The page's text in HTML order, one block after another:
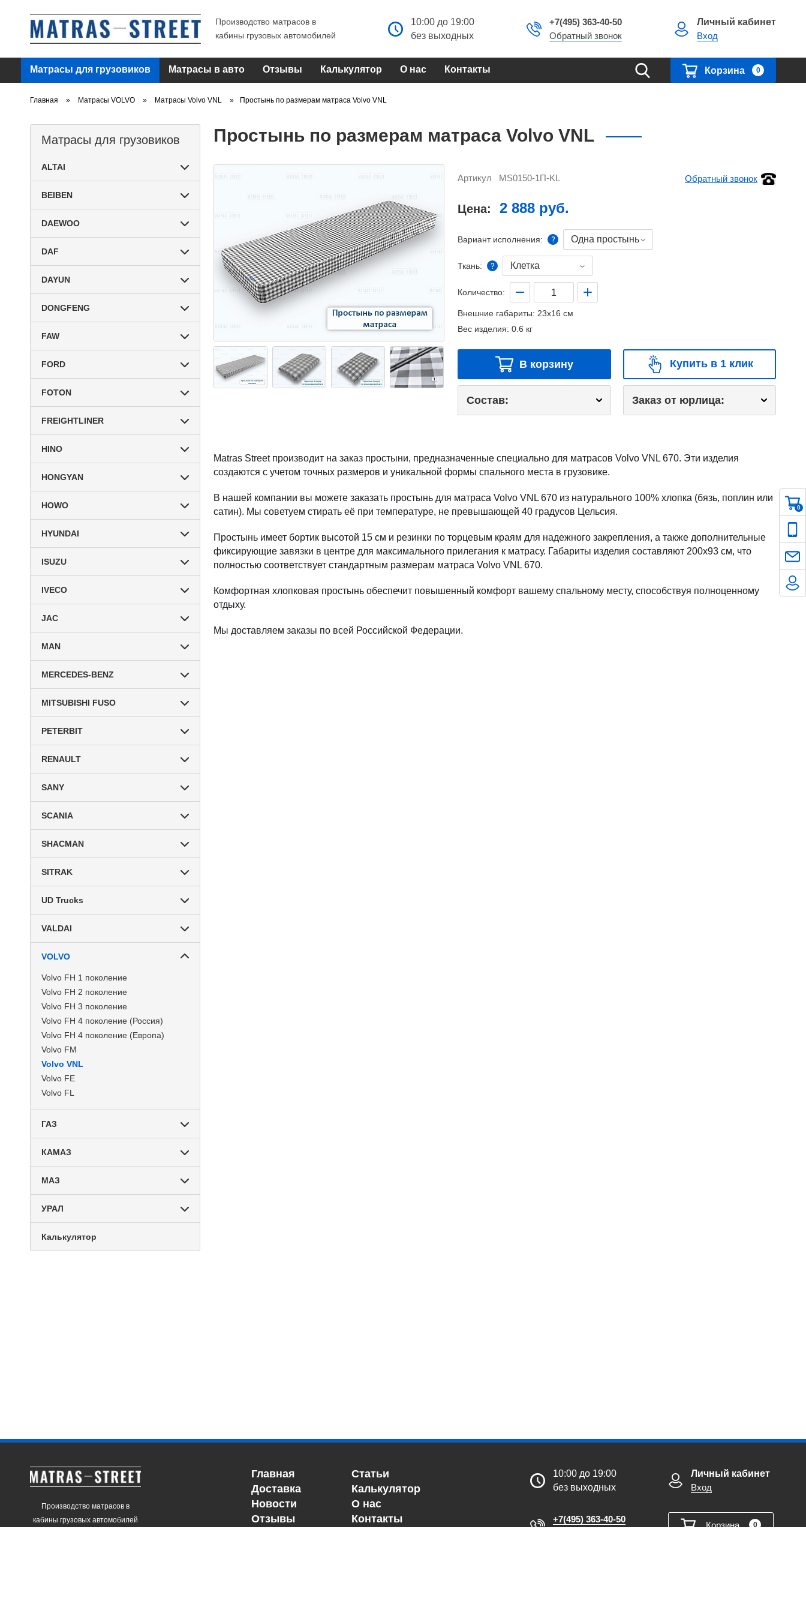
Производство матрасов в
кабины грузовых автомобилей
10:00 до 19:00
без выходных
+7(495) 363-40-50
Обратный звонок
Личный кабинет
Вход
Матрасы для грузовиков Матрасы в авто Отзывы Калькулятор О нас Контакты Корзина 0
0
Главная Матрасы VOLVO Матрасы Volvo VNL Простынь по размерам матраса Volvo VNL
Матрасы для грузовиков
ALTAI
BEIBEN
DAEWOO
DAF
DAYUN
DONGFENG
FAW
FORD
FOTON
FREIGHTLINER
HINO
HONGYAN
HOWO
HYUNDAI
ISUZU
IVECO
JAC
MAN
MERCEDES-BENZ
MITSUBISHI FUSO
PETERBIT
RENAULT
SANY
SCANIA
SHACMAN
SITRAK
UD Trucks
VALDAI
VOLVO
Volvo FH 1 поколение
Volvo FH 2 поколение
Volvo FH 3 поколение
Volvo FH 4 поколение (Россия)
Volvo FH 4 поколение (Европа)
Volvo FM
Volvo VNL
Volvo FE
Volvo FL
ГАЗ
КАМАЗ
МАЗ
УРАЛ
Калькулятор
Простынь по размерам матраса Volvo VNL
Артикул MS0150-1П-KL Обратный звонок
Цена: 2 888 руб.
Вариант исполнения: Одна простынь
Ткань: Клетка
Количество:
Внешние габариты: 23x16 см
Вес изделия: 0.6 кг
В корзину Купить в 1 клик
Состав: Заказ от юрлица:
Matras Street производит на заказ простыни, предназначенные специально для матрасов Volvo VNL 670. Эти изделия
создаются с учетом точных размеров и уникальной формы спального места в грузовике.
В нашей компании вы можете заказать простынь для матраса Volvo VNL 670 из натурального 100% хлопка (бязь, поплин или
сатин). Мы советуем стирать её при температуре, не превышающей 40 градусов Цельсия.
Простынь имеет бортик высотой 15 см и резинки по торцевым краям для надежного закрепления, а также дополнительные
фиксирующие завязки в центре для максимального прилегания к матрасу. Габариты изделия составляют 200x93 см, что
полностью соответствует стандартным размерам матраса Volvo VNL 670.
Комфортная хлопковая простынь обеспечит повышенный комфорт вашему спальному месту, способствуя полноценному
отдыху.
Мы доставляем заказы по всей Российской Федерации.
Производство матрасов в
кабины грузовых автомобилей
Главная
Доставка
Новости
Отзывы
Статьи
Калькулятор
О нас
Контакты
10:00 до 19:00
без выходных
Личный кабинет
Вход
+7(495) 363-40-50
Корзина 0